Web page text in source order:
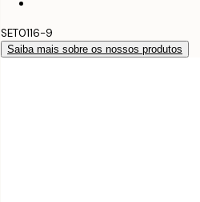
SET0116-9
Saiba mais sobre os nossos produtos